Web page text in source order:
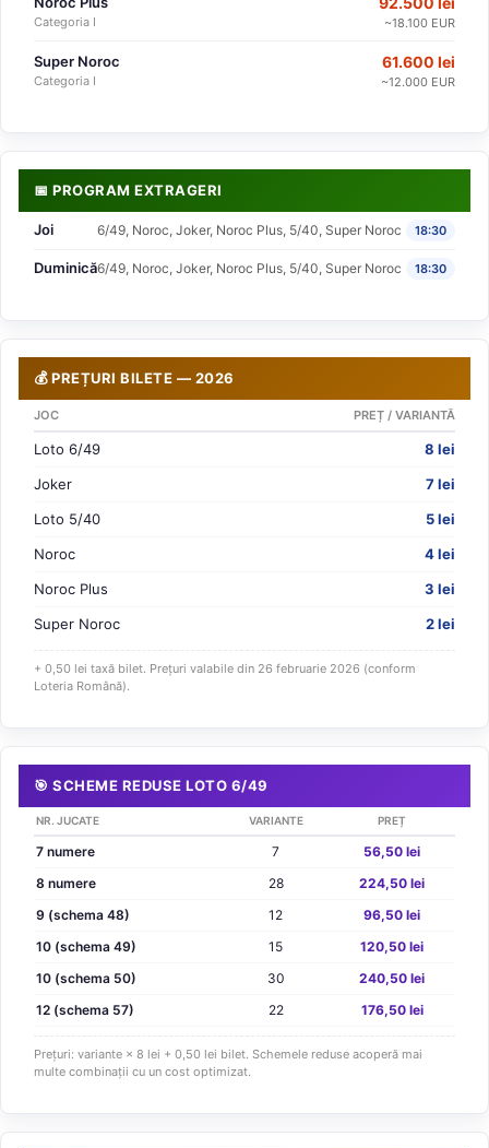
Categoria I ~18.100 EUR
Super Noroc
Categoria I
61.600 lei
~12.000 EUR
📅 PROGRAM EXTRAGERI
Joi 6/49, Noroc, Joker, Noroc Plus, 5/40, Super Noroc 18:30
Duminică6/49, Noroc, Joker, Noroc Plus, 5/40, Super Noroc 18:30
💰 PREȚURI BILETE — 2026
JOC PREȚ / VARIANTĂ
Loto 6/49
8 lei
Joker
7 lei
Loto 5/40
5 lei
Noroc
4 lei
Noroc Plus
3 lei
Super Noroc
2 lei
+ 0,50 lei taxă bilet. Prețuri valabile din 26 februarie 2026 (conform
Loteria Română).
🎯 SCHEME REDUSE LOTO 6/49
NR. JUCATE VARIANTE PREȚ
7 numere 7
56,50 lei
8 numere
28
224,50 lei
9 (schema 48)
12
96,50 lei
10 (schema 49)
15
120,50 lei
10 (schema 50)
30
240,50 lei
12 (schema 57)
22 176,50 lei
Prețuri: variante × 8 lei + 0,50 lei bilet. Schemele reduse acoperă mai
multe combinații cu un cost optimizat.